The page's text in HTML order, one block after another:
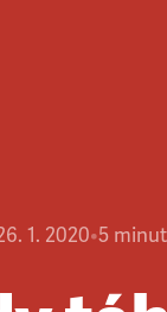
1. 2020•5 minut